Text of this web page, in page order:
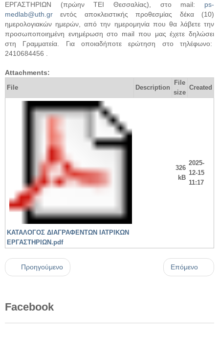
ΕΡΓΑΣΤΗΡΙΩΝ (πρώην ΤΕΙ Θεσσαλίας), στο mail: ps-
medlab@uth.gr εντός αποκλειστικής προθεσμίας δέκα (10)
ημερολογιακών ημερών, από την ημερομηνία που θα λάβετε την
προσωποποιημένη ενημέρωση στο mail που μας έχετε δηλώσει
στη Γραμματεία. Για οποιαδήποτε ερώτηση στο τηλέφωνο:
2410684456 .
Attachments:
File Description
File
size
Created
ΚΑΤΑΛΟΓΟΣ ΔΙΑΓΡΑΦΕΝΤΩΝ ΙΑΤΡΙΚΩΝ
ΕΡΓΑΣΤΗΡΙΩΝ.pdf
326
kB
2025-
12-15
11:17
Προηγούμενο Επόμενο
Facebook